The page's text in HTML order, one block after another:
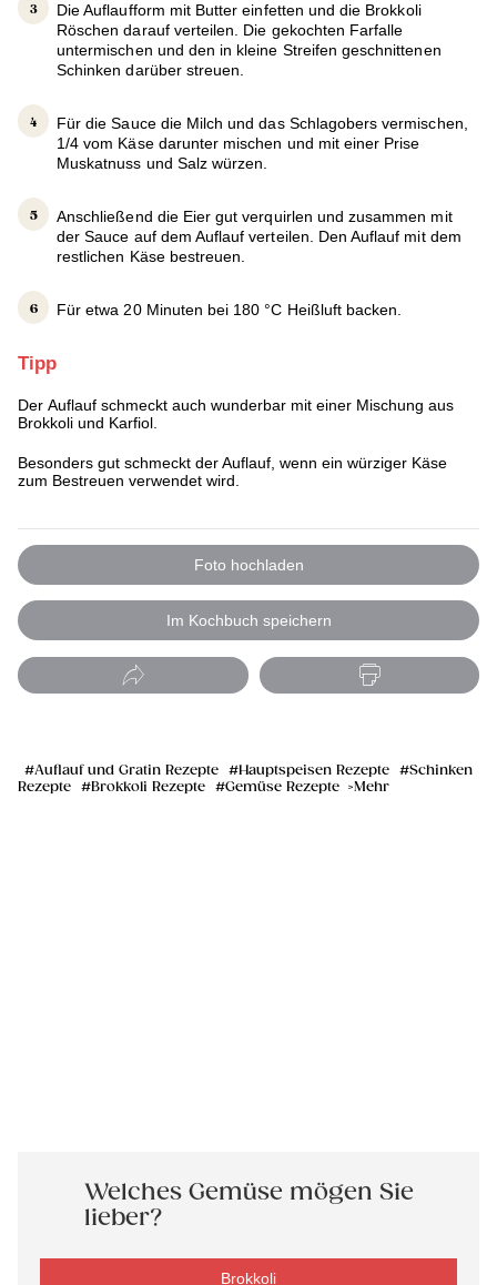
Die Auflaufform mit Butter einfetten und die Brokkoli
Röschen darauf verteilen. Die gekochten Farfalle
untermischen und den in kleine Streifen geschnittenen
Schinken darüber streuen.
Für die Sauce die Milch und das Schlagobers vermischen,
1/4 vom Käse darunter mischen und mit einer Prise
Muskatnuss und Salz würzen.
Anschließend die Eier gut verquirlen und zusammen mit
der Sauce auf dem Auflauf verteilen. Den Auflauf mit dem
restlichen Käse bestreuen.
Für etwa 20 Minuten bei 180 °C Heißluft backen.
Tipp
Der Auflauf schmeckt auch wunderbar mit einer Mischung aus
Brokkoli und Karfiol.
Besonders gut schmeckt der Auflauf, wenn ein würziger Käse
zum Bestreuen verwendet wird.
Foto hochladen
Im Kochbuch speichern
Auflauf und Gratin Rezepte Hauptspeisen Rezepte
Schinken
Rezepte
Brokkoli Rezepte Gemüse Rezepte Mehr
Welches Gemüse mögen Sie
lieber?
Brokkoli